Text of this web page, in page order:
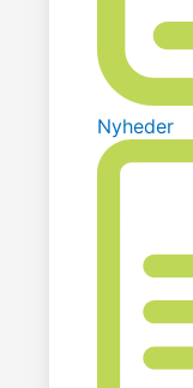
Nyheder